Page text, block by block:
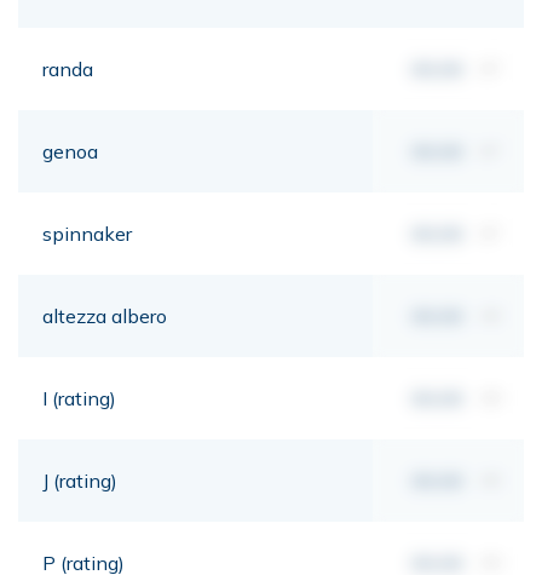
randa
genoa
spinnaker
altezza albero
I (rating)
J (rating)
P (rating)